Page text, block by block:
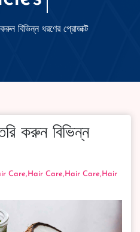
বিভিন্ন ধরণের প্রোডাক্ট
করুন বিভিন্ন
Care, Hair Care, Hair Care, Hair